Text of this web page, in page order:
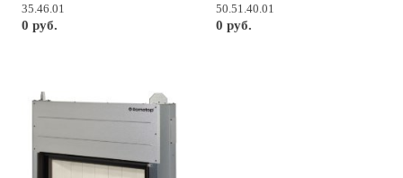
35.46.01
0 руб.
50.51.40.01
0 руб.